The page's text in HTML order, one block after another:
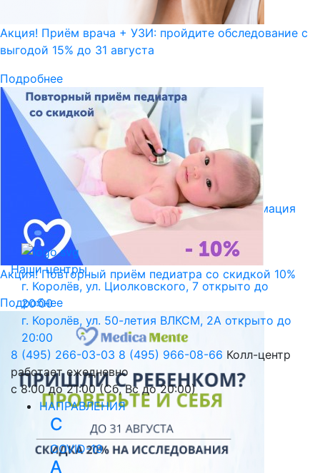
Акция! Приём врача + УЗИ: пройдите обследование с
выгодой 15% до 31 августа
Подробнее
Акция! Повторный приём педиатра со скидкой 10%
Подробнее
Библиотека пациента
Правовая информация
Версия для слабовидящих
Наши центры
г. Королёв, ул. Циолковского, 7 открыто до
20:00
г. Королёв, ул. 50-летия ВЛКСМ, 2А открыто до
20:00
8 (495) 266-03-03 8 (495) 966-08-66 Колл-центр
работает ежедневно
с 8:00 до 21:00 (Сб, Вс до 20:00)
НАПРАВЛЕНИЯ
C
COVID-19
А